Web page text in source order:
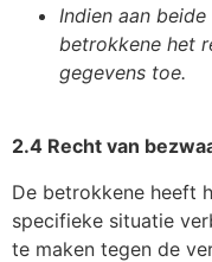
Indien aan
betrokkene het
gegevens toe.
2.4 Recht van
De betrokkene heeft
specifieke situatie
te maken tegen de